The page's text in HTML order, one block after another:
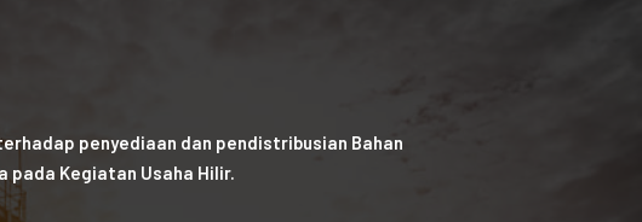
penyediaan dan pendistribusian Bahan
pada Kegiatan Usaha Hilir.